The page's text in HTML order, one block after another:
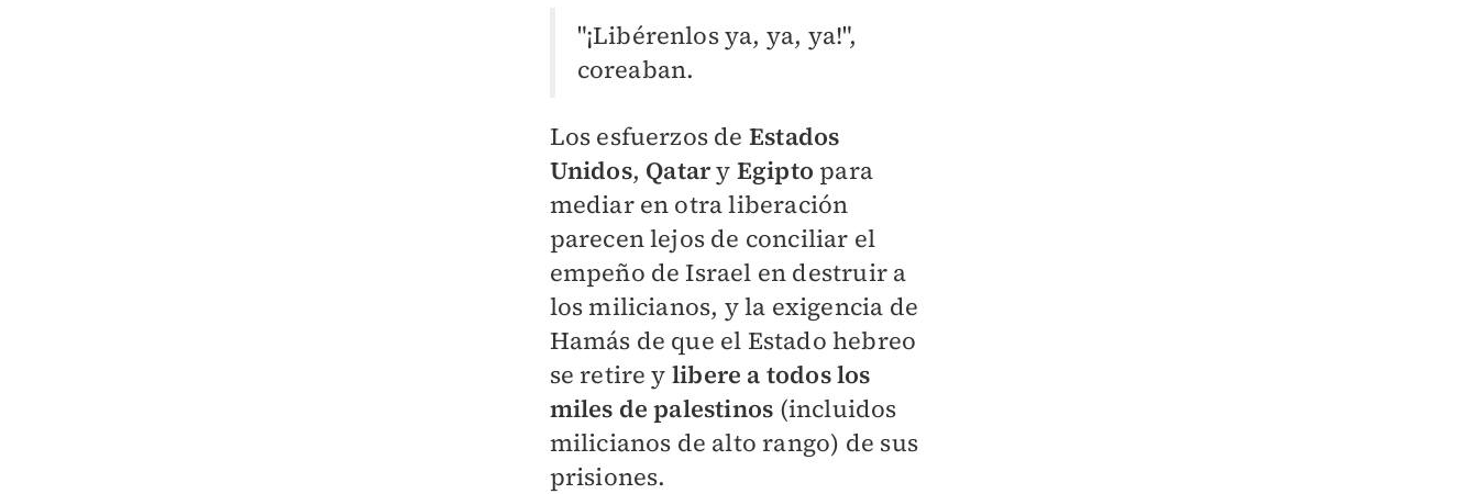
"¡Libérenlos ya, ya, ya!",
coreaban.
Los esfuerzos de Estados
Unidos, Qatary Egipto para
mediar en otra liberación
parecen lejos de conciliar el
empeño de Israel en destruir a
los milicianos, y la exigencia de
Hamás de que el Estado hebreo
se retire y libere a todos los
miles de palestinos (incluidos
milicianos de alto rango) de sus
prisiones.